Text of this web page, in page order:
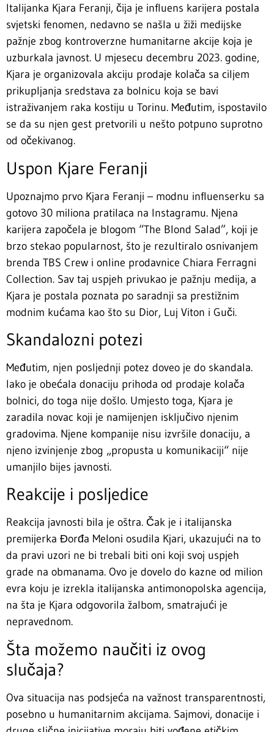
Italijanka Kjara Feranji, čija je influens karijera postala
svjetski fenomen, nedavno se našla u žiži medijske
pažnje zbog kontroverzne humanitarne akcije koja je
uzburkala javnost. U mjesecu decembru 2023. godine,
Kjara je organizovala akciju prodaje kolača sa ciljem
prikupljanja sredstava za bolnicu koja se bavi
istraživanjem raka kostiju u Torinu. Međutim, ispostavilo
se da su njen gest pretvorili u nešto potpuno suprotno
od očekivanog.
Uspon Kjare Feranji
Upoznajmo prvo Kjara Feranji – modnu influenserku sa
gotovo 30 miliona pratilaca na Instagramu. Njena
karijera započela je blogom “The Blond Salad”, koji je
brzo stekao popularnost, što je rezultiralo osnivanjem
brenda TBS Crew i online prodavnice Chiara Ferragni
Collection. Sav taj uspjeh privukao je pažnju medija, a
Kjara je postala poznata po saradnji sa prestižnim
modnim kućama kao što su Dior, Luj Viton i Guči.
Skandalozni potezi
Međutim, njen posljednji potez doveo je do skandala.
Iako je obećala donaciju prihoda od prodaje kolača
bolnici, do toga nije došlo. Umjesto toga, Kjara je
zaradila novac koji je namijenjen isključivo njenim
gradovima. Njene kompanije nisu izvršile donaciju, a
njeno izvinjenje zbog „propusta u komunikaciji“ nije
umanjilo bijes javnosti.
Reakcije i posljedice
Reakcija javnosti bila je oštra. Čak je i italijanska
premijerka Đorđa Meloni osudila Kjari, ukazujući na to
da pravi uzori ne bi trebali biti oni koji svoj uspjeh
grade na obmanama. Ovo je dovelo do kazne od milion
evra koju je izrekla italijanska antimonopolska agencija,
na šta je Kjara odgovorila žalbom, smatrajući je
nepravednom.
Šta možemo naučiti iz ovog
slučaja?
Ova situacija nas podsjeća na važnost transparentnosti,
posebno u humanitarnim akcijama. Sajmovi, donacije i